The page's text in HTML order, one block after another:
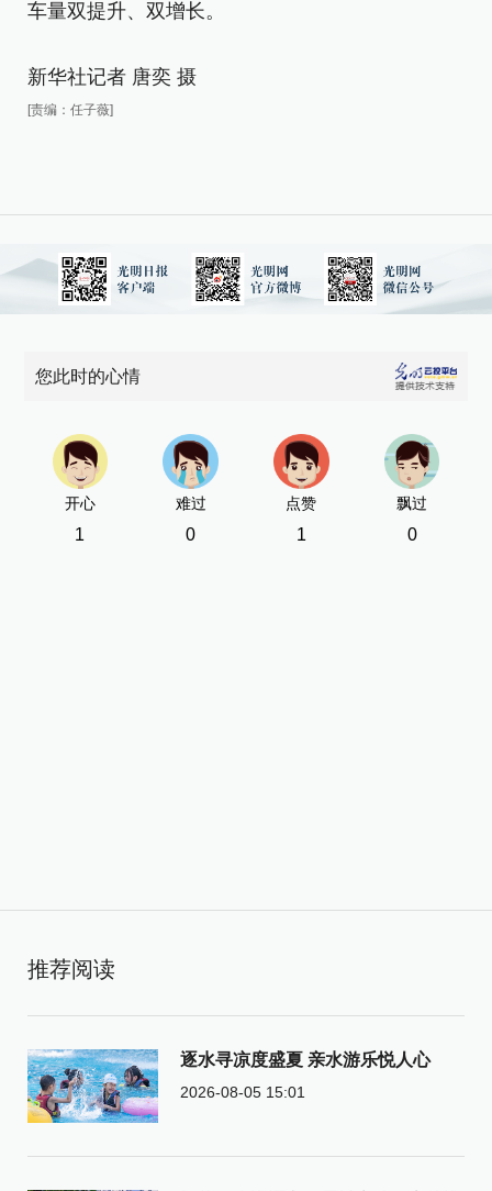
车量双提升、双增长。
新华社记者 唐奕 摄
[责编：任子薇]
您此时的心情
开心
1
难过
0
点赞
1
飘过
0
推荐阅读
逐水寻凉度盛夏 亲水游乐悦人心
2026-08-05 15:01